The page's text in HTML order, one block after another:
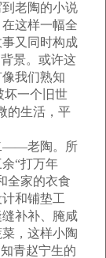
老陶的小说
这样一幅全
又同时构成
景。或许这
我们熟知
坏一个旧世
的生活，平
——老陶。所
“打万年
全家的衣食
和铺垫工
补补、腌咸
，这样小陶
青赵宁生的